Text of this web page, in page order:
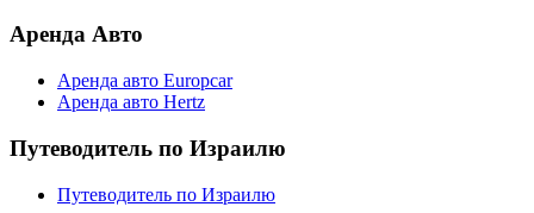
Аренда Авто
Аренда авто Europcar
Аренда авто Hertz
Путеводитель по Израилю
Путеводитель по Израилю